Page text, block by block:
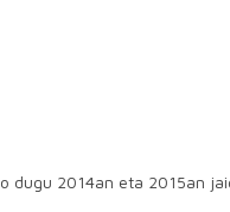
dugu 2014an eta 2015an